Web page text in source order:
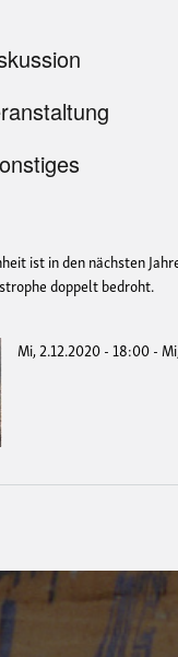
ist in den nächsten
doppelt bedroht.
Mi, 2.12.2020 - 18:00-